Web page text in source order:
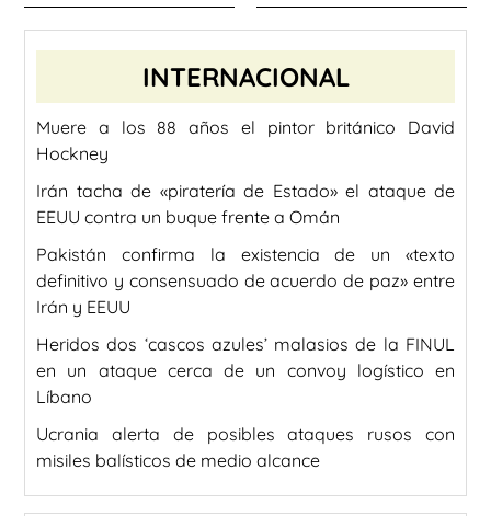
INTERNACIONAL
Muere a los 88 años el pintor británico David
Hockney
Irán tacha de «piratería de Estado» el ataque de
EEUU contra un buque frente a Omán
Pakistán confirma la existencia de un «texto
definitivo y consensuado de acuerdo de paz» entre
Irán y EEUU
Heridos dos ‘cascos azules’ malasios de la FINUL
en un ataque cerca de un convoy logístico en
Líbano
Ucrania alerta de posibles ataques rusos con
misiles balísticos de medio alcance